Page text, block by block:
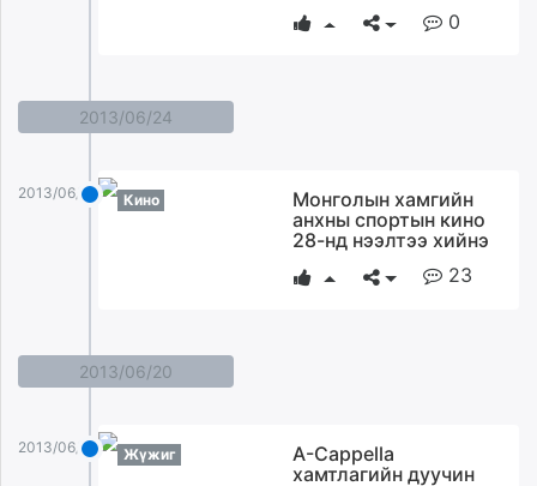
0
2013/06/24
2013/06/24 Кино
Монголын хамгийн
анхны спортын кино
28-нд нээлтээ хийнэ
23
2013/06/20
2013/06/20 Жүжиг
A-Cappellа
хамтлагийн дуучин